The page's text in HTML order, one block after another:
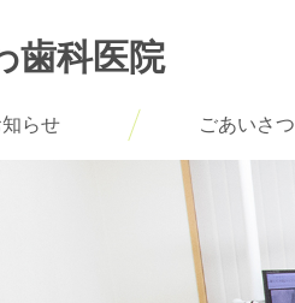
歯科医院
らせ ごあいさつ